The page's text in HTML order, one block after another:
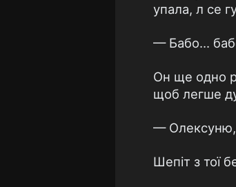
упала, л се
— Бабо...
Он ще одно
щоб легше
— Олексуню,
Шепіт з тої